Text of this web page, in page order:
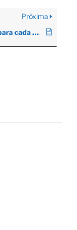
Próxima
Presenças: como adicionar sessões para cada dia de aula de seu curso